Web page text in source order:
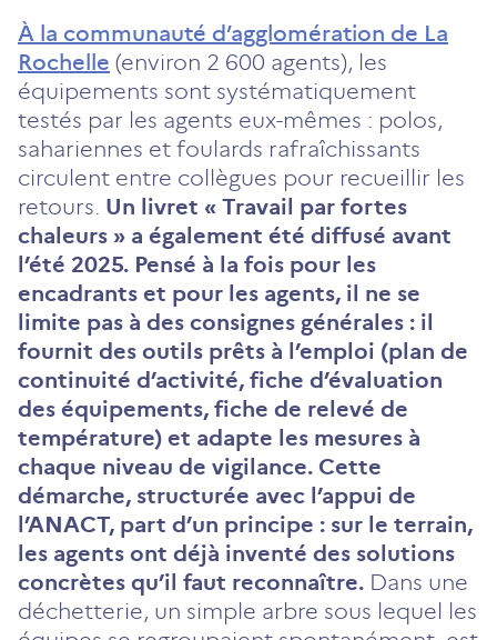
À la communauté d’agglomération de La
Rochelle (environ 2 600 agents), les
équipements sont systématiquement
testés par les agents eux-mêmes : polos,
sahariennes et foulards rafraîchissants
circulent entre collègues pour recueillir les
retours. Un livret « Travail par fortes
chaleurs » a également été diffusé avant
l’été 2025. Pensé à la fois pour les
encadrants et pour les agents, il ne se
limite pas à des consignes générales : il
fournit des outils prêts à l’emploi (plan de
continuité d’activité, fiche d’évaluation
des équipements, fiche de relevé de
température) et adapte les mesures à
chaque niveau de vigilance. Cette
démarche, structurée avec l’appui de
l’ANACT, part d’un principe : sur le terrain,
les agents ont déjà inventé des solutions
concrètes qu’il faut reconnaître. Dans une
déchetterie, un simple arbre sous lequel les